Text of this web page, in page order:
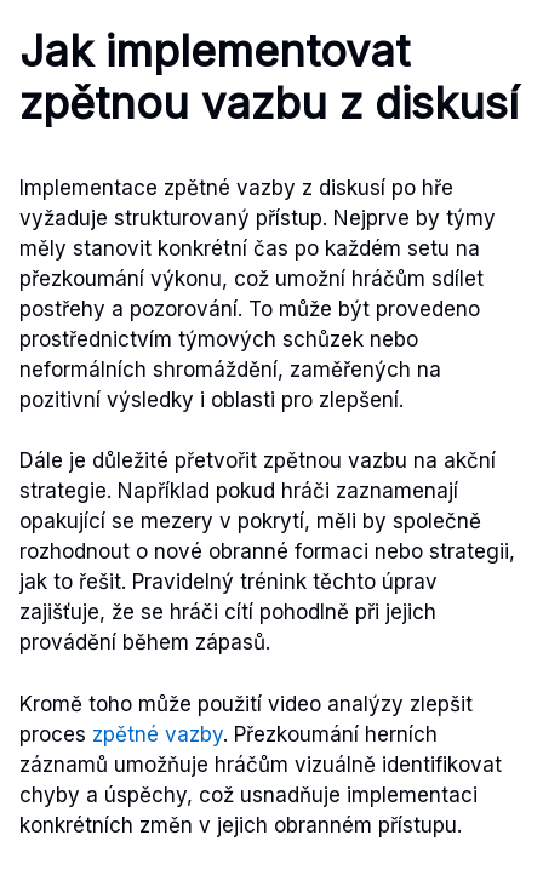
Jak implementovat
zpětnou vazbu z diskusí
Implementace zpětné vazby z diskusí po hře
vyžaduje strukturovaný přístup. Nejprve by týmy
měly stanovit konkrétní čas po každém setu na
přezkoumání výkonu, což umožní hráčům sdílet
postřehy a pozorování. To může být provedeno
prostřednictvím týmových schůzek nebo
neformálních shromáždění, zaměřených na
pozitivní výsledky i oblasti pro zlepšení.
Dále je důležité přetvořit zpětnou vazbu na akční
strategie. Například pokud hráči zaznamenají
opakující se mezery v pokrytí, měli by společně
rozhodnout o nové obranné formaci nebo strategii,
jak to řešit. Pravidelný trénink těchto úprav
zajišťuje, že se hráči cítí pohodlně při jejich
provádění během zápasů.
Kromě toho může použití video analýzy zlepšit
proces zpětné vazby. Přezkoumání herních
záznamů umožňuje hráčům vizuálně identifikovat
chyby a úspěchy, což usnadňuje implementaci
konkrétních změn v jejich obranném přístupu.